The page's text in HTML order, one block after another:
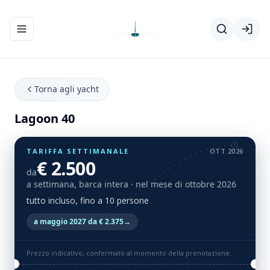
Apri/chiudi menu di navigazione
Torna agli yacht
Lagoon 40
TARIFFA SETTIMANALE OTT 2026
da€ 2.500
a settimana, barca intera · nel mese di ottobre 2026
tutto incluso, fino a 10 persone
a maggio 2027 da € 2.375→
Prezzo indicativo, confermato al momento della prenotazione.